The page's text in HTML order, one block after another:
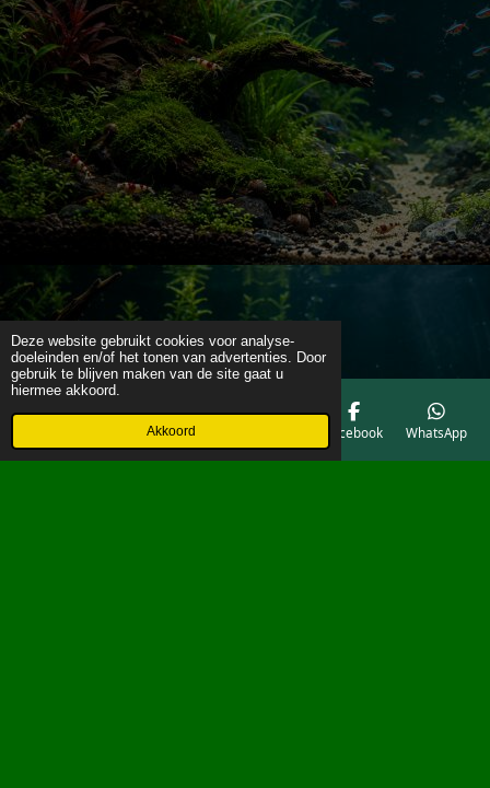
Deze website gebruikt cookies voor analyse-
doeleinden en/of het tonen van advertenties. Door
gebruik te blijven maken van de site gaat u
hiermee akkoord.
Akkoord
Telefoonnummer Facebook WhatsApp